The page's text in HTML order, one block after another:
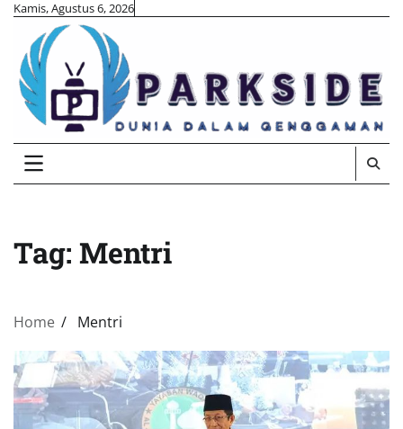
Skip
content
Kamis, Agustus 6, 2026
Tag: Mentri
Home Mentri